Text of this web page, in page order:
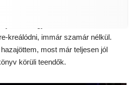
kreálódni, immár szamár nélkül.
most már teljesen jól
körüli teendők.